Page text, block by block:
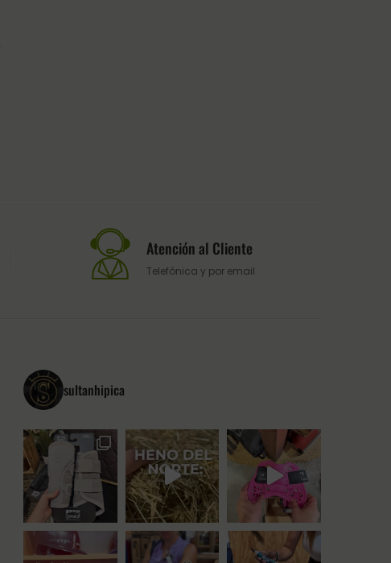
Atención al Cliente
Telefónica y por email
sultanhipica